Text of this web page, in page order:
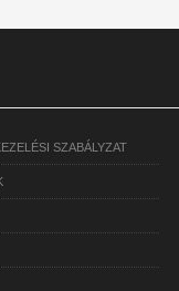
SZABÁLYZAT